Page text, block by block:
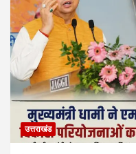
उत्तराखंड